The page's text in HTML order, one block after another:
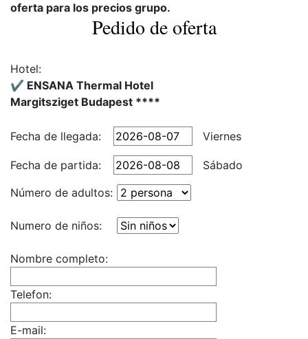
oferta para los precios grupo.
Pedido de oferta
Hotel:
✔️ ENSANA Thermal Hotel
Margitsziget Budapest ****
Fecha de llegada: Viernes
Fecha de partida:
Sábado
Número de adultos:
Numero de niños:
Nombre completo:
Telefon:
E-mail: